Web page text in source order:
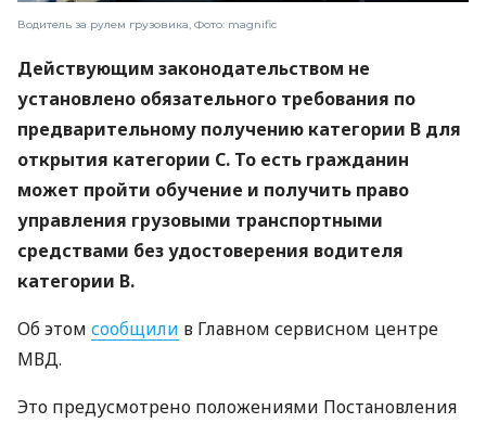
Водитель за рулем грузовика, Фото: magnific
Действующим законодательством не
установлено обязательного требования по
предварительному получению категории В для
открытия категории С. То есть гражданин
может пройти обучение и получить право
управления грузовыми транспортными
средствами без удостоверения водителя
категории В.
Об этом сообщили в Главном сервисном центре
МВД.
Это предусмотрено положениями Постановления